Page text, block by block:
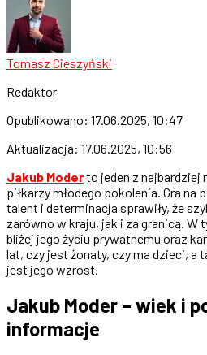
Tomasz Cieszyński
Redaktor
Opublikowano: 17.06.2025, 10:47
Aktualizacja: 17.06.2025, 10:56
Jakub Moderto jeden z najbardziej
piłkarzy młodego pokolenia. Gra na
talent i determinacja sprawiły, że
zarówno w kraju, jak i za granicą. W
bliżej jego życiu prywatnemu oraz
lat, czy jest żonaty, czy ma dzieci, a
jest jego wzrost.
Jakub Moder – wiek i
informacje